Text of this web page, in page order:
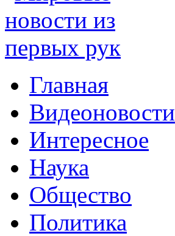
Главная
Видеоновости
Интересное
Наука
Общество
Политика